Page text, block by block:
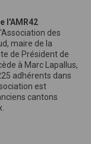
l'AMR42
des
maire de la
de Président de
à Marc Lapallus,
adhérents dans
est
cantons